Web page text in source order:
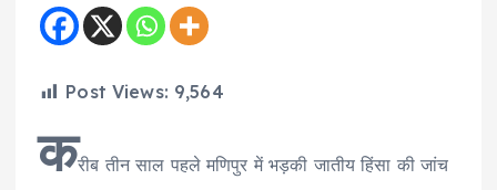
Post Views: 9,564
करीब तीन साल पहले मणिपुर में भड़की जातीय हिंसा की जांच